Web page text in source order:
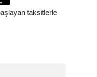
taksitlerle